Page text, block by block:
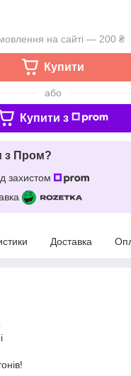
на сайті — 200 ₴
Купити
або
Купити з
з Пром?
захистом
Доставка